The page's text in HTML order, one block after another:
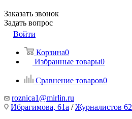
Заказать звонок
Задать вопрос
Войти
Корзина0
Избранные товары0
Сравнение товаров0
roznica1@mirlin.ru
Ибрагимова, 61а /Журналистов 62